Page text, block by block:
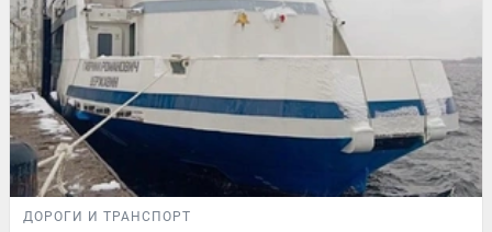
ДОРОГИ И ТРАНСПОРТ